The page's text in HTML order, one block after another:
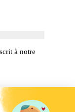
à notre